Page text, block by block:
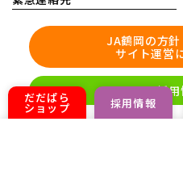
だだぱら
ショップ 採用情報
JA鶴岡の方
サイト運営
採